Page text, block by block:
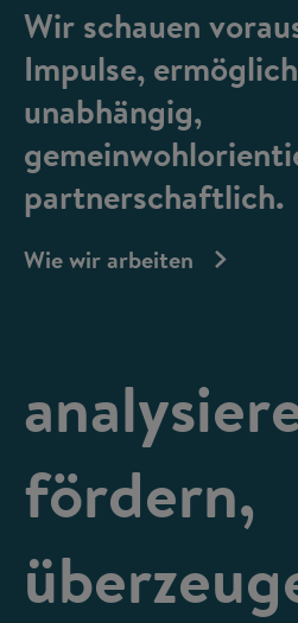
Wir schauen
Impulse,
unabhängig,
partnerschaftlich.
Wie wir arbeiten
fördern,